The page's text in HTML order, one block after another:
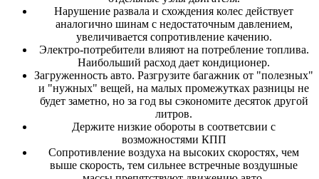
Нарушение развала и схождения колес действует
аналогично шинам с недостаточным давлением,
увеличивается сопротивление качению.
Электро-потребители влияют на потребление топлива.
Наибольший расход дает кондиционер.
Загруженность авто. Разгрузите багажник от "полезных"
и "нужных" вещей, на малых промежутках разницы не
будет заметно, но за год вы сэкономите десяток другой
литров.
Держите низкие обороты в соответсвии с
возможностями КПП
Сопротивление воздуха на высоких скоростях, чем
выше скорость, тем сильнее встречные воздушные